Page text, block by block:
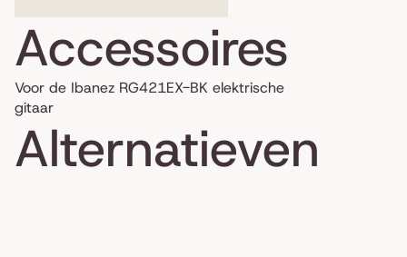
Accessoires
Voor de Ibanez RG421EX-BK elektrische
gitaar
Alternatieven